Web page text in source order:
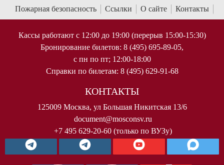
Пожарная безопасность
Ссылки О сайте Контакты
Кассы работают с 12:00 до 19:00 (перерыв 15:00-15:30)
Бронирование билетов: 8 (495) 695-89-05,
с пн по пт; 12:00-18:00
Справки по билетам: 8 (495) 629-91-68
КОНТАКТЫ
125009 Москва, ул Большая Никитская 13/6
document@mosconsv.ru
+7 495 629-20-60 (только по ВУЗу)